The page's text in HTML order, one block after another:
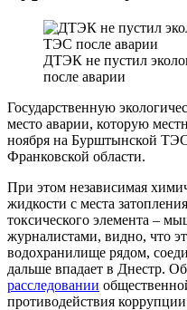
ДТЭК не пустил
после аварии
Государственную
место аварии, которую
ноября на Бурштынской
Франковской области.
При этом независимая
жидкости с места
токсического элемента –
журналистами, видно, что
водохранилище рядом,
дальше впадает в Днестр.
расследовании
противодействия